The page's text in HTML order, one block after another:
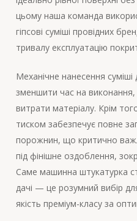
цьому наша команда
гіпсові суміші провідних
тривалу експлуатацію
Механічне нанесення суміші
зменшити час на виконання,
витрати матеріалу. Крім
тиском забезпечує повне
порожнин, що критично
під фінішне оздоблення,
Саме машинна штукатурка
дачі — це розумний вибір
якість преміум-класу за